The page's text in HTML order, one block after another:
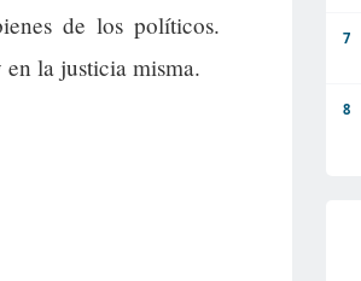
de los políticos.
la justicia misma.
7
8